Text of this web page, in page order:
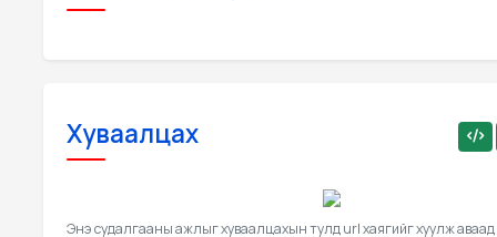
Хуваалцах
Энэ судалгааны ажлыг хуваалцахын тулд url хаягийг хуулж аваад